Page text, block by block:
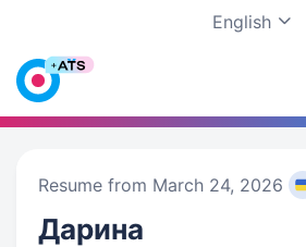
English
Resume from March 24, 2026
Дарина